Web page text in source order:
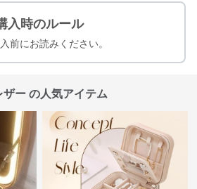
入時のルール
前にお読みください。
ー の人気アイテム